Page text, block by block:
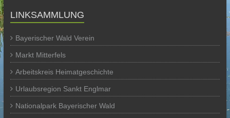
LINKSAMMLUNG
Bayerischer Wald Verein
Markt Mitterfels
Arbeitskreis Heimatgeschichte
Urlaubsregion Sankt Englmar
Nationalpark Bayerischer Wald